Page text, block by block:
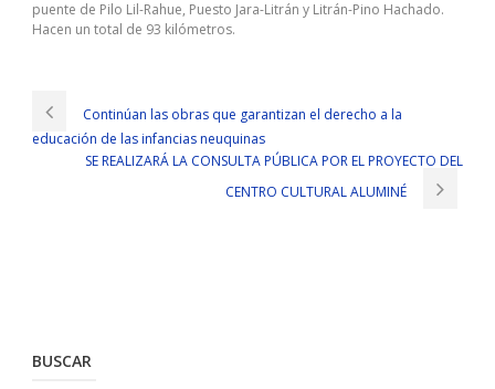
puente de Pilo Lil-Rahue, Puesto Jara-Litrán y Litrán-Pino Hachado.
Hacen un total de 93 kilómetros.
Continúan las obras que garantizan el derecho a la
educación de las infancias neuquinas
SE REALIZARÁ LA CONSULTA PÚBLICA POR EL PROYECTO DEL
CENTRO CULTURAL ALUMINÉ
BUSCAR